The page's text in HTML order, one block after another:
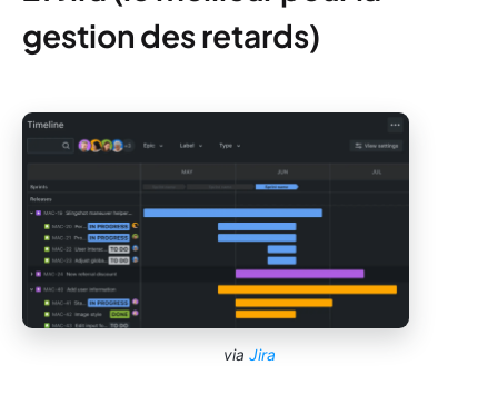
gestion des retards)
via Jira